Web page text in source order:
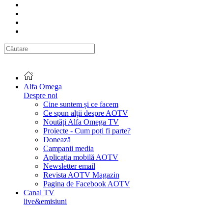
Alfa Omega
Despre noi
Cine suntem și ce facem
Ce spun alții despre AOTV
Noutăți Alfa Omega TV
Proiecte - Cum poți fi parte?
Donează
Campanii media
Aplicația mobilă AOTV
Newsletter email
Revista AOTV Magazin
Pagina de Facebook AOTV
Canal TV
live&emisiuni